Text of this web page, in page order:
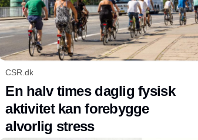
CSR.dk
En halv times daglig fysisk
aktivitet kan forebygge
alvorlig stress